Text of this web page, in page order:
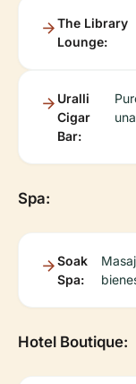
The Library
Lounge:
Uralli
Cigar
Bar:
Spa:
Soak
Spa:
Hotel Boutique: